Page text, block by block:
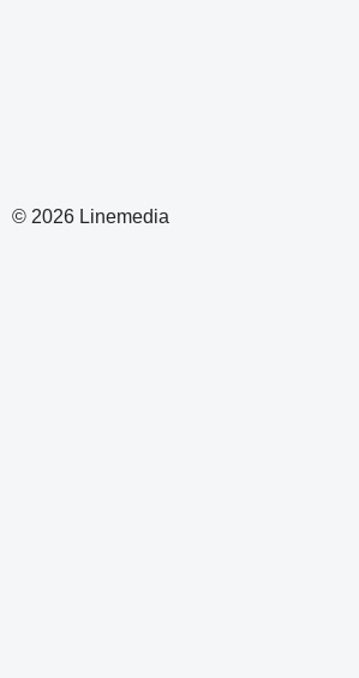
© 2026 Linemedia